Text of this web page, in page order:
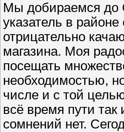
Мы добираемся до
указатель в
отрицательно
магазина. Моя
посещать
необходимостью,
числе и с той
всё время пути
сомнений нет.